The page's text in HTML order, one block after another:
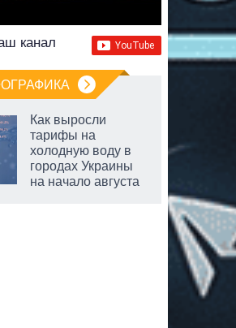
канал
Как выросли
тарифы на
холодную воду в
городах Украины
на начало августа